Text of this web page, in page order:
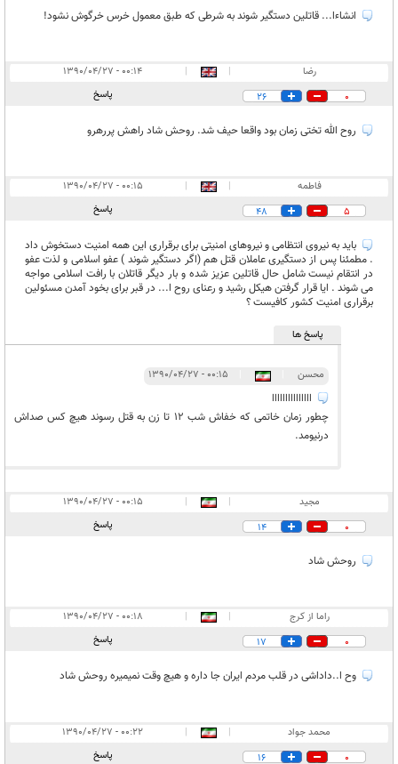
انشاءا... قاتلین دستگیر شوند به شرطی که طبق معمول خرس خرگوش نشود!
رضا |
|
۰۰:۱۴ - ۱۳۹۰/۰۴/۲۷
0
26 پاسخ
روح الله تختی زمان بود واقعا حیف شد. روحش شاد راهش پررهرو
فاطمه |
|
۰۰:۱۵ - ۱۳۹۰/۰۴/۲۷
5
48 پاسخ
باید به نیروی انتظامی و نیروهای امنیتی برای برقراری این همه امنیت دستخوش داد
. مطمئنا پس از دستگیری عاملان قتل هم (اگر دستگیر شوند ) عفو اسلامی و لذت عفو
در انتقام نیست شامل حال قاتلین عزیز شده و بار دیگر قاتلان با رافت اسلامی مواجه
می شوند . ایا قرار گرفتن هیکل رشید و رعنای روح ا... در قبر برای بخود آمدن مسئولین
برقراری امنیت کشور کافیست ؟
پاسخ ها
محسن ۰۰:۱۵ - ۱۳۹۰/۰۴/۲۷
ااااااااااااااا
چطور زمان خاتمی که خفاش شب 12 تا زن به قتل رسوند هیچ کس صداش
درنیومد.
مجید |
|
۰۰:۱۵ - ۱۳۹۰/۰۴/۲۷
0
14 پاسخ
روحش شاد
راما از کرج |
|
۰۰:۱۸ - ۱۳۹۰/۰۴/۲۷
0
17 پاسخ
وح ا..داداشی در قلب مردم ایران جا داره و هیچ وقت نمیمیره روحش شاد
محمد جواد |
|
۰۰:۲۲ - ۱۳۹۰/۰۴/۲۷
0
16 پاسخ